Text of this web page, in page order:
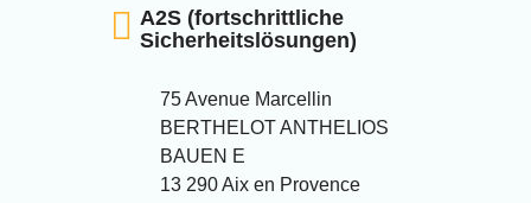
A2S (fortschrittliche
Sicherheitslösungen)
75 Avenue Marcellin
BERTHELOT ANTHELIOS
BAUEN E
13 290 Aix en Provence